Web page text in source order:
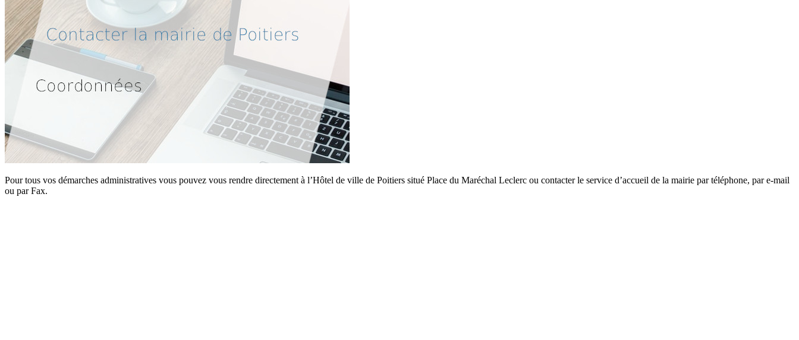
Pour tous vos démarches administratives vous pouvez vous rendre directement à l’Hôtel de ville de Poitiers situé Place du Maréchal Leclerc ou contacter le service d’accueil de la mairie par téléphone, par e-mail
ou par Fax.